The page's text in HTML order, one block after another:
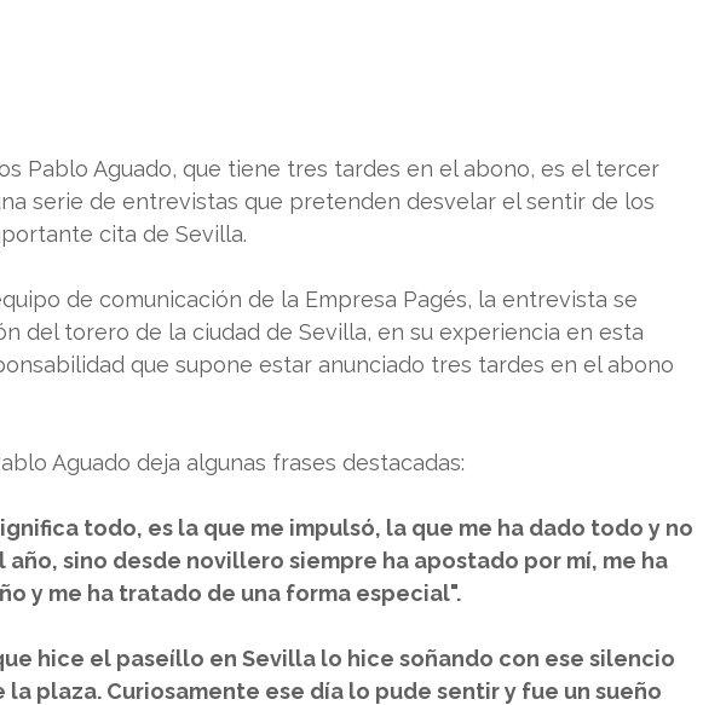
Pablo Aguado, que tiene tres tardes en el abono, es el tercer
serie de entrevistas que pretenden desvelar el sentir de los
cita de Sevilla.
de comunicación de la Empresa Pagés, la entrevista se
del torero de la ciudad de Sevilla, en su experiencia en esta
que supone estar anunciado tres tardes en el abono
Aguado deja algunas frases destacadas:
todo, es la que me impulsó, la que me ha dado todo y no
sino desde novillero siempre ha apostado por mí, me ha
y me ha tratado de una forma especial".
hice el paseíllo en Sevilla lo hice soñando con ese silencio
plaza. Curiosamente ese día lo pude sentir y fue un sueño